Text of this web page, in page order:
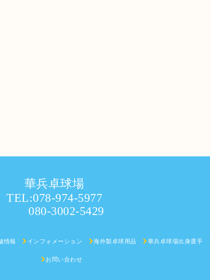
華兵卓球場
TEL:078-974-5977
080-3002-5429
情報 インフォメーション 海外製卓球用品 華兵卓球場出身選手
お問い合わせ